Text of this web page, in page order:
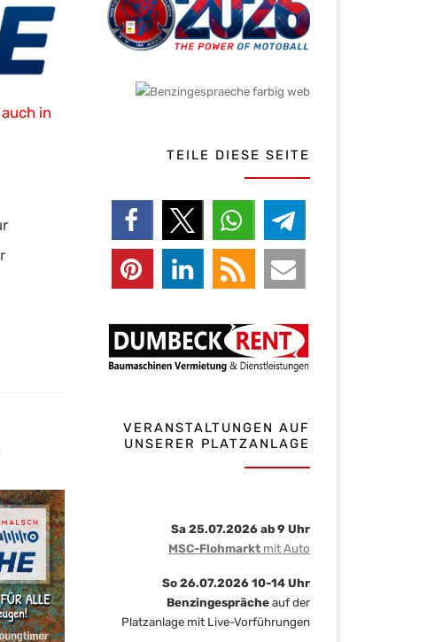
in
TEILE DIESE SEITE
VERANSTALTUNGEN AUF
UNSERER PLATZANLAGE
Sa 25.07.2026 ab 9 Uhr
MSC-Flohmarkt mit Auto
So 26.07.2026 10-14 Uhr
Benzingesprächeauf der
Platzanlage mit Live-Vorführungen